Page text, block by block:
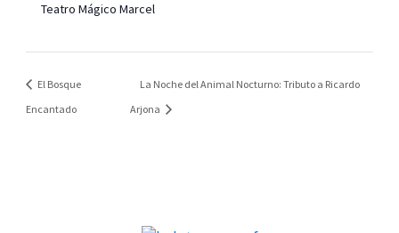
Teatro Mágico Marcel
El Bosque
Encantado
La Noche del Animal Nocturno: Tributo a Ricardo
Arjona